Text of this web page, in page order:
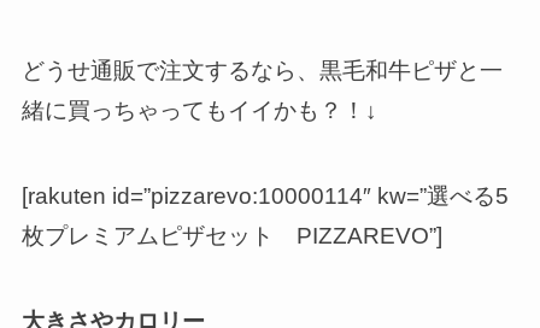
どうせ通販で注文するなら、黒毛和牛ピザと一
緒に買っちゃってもイイかも？！↓
[rakuten id=”pizzarevo:10000114″ kw=”選べる5
枚プレミアムピザセット PIZZAREVO”]
大きさやカロリー